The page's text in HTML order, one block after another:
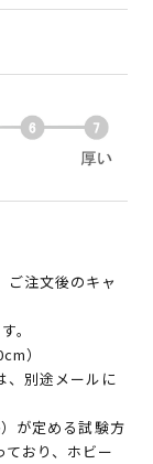
ご注文後のキャ
。
）
、別途メールに
が定める試験方
おり、ホビー